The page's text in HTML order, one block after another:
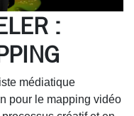
:
médiatique
pour le mapping vidéo